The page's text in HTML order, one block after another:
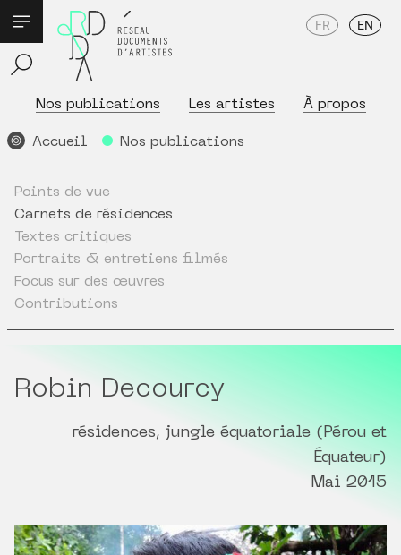
Nos publications Les artistes À propos
FR EN
Accueil Nos publications
Points de vue
Carnets de résidences
Textes critiques
Portraits & entretiens filmés
Focus sur des œuvres
Contributions
Robin Decourcy
résidences, jungle équatoriale (Pérou et
Équateur)
Mai 2015